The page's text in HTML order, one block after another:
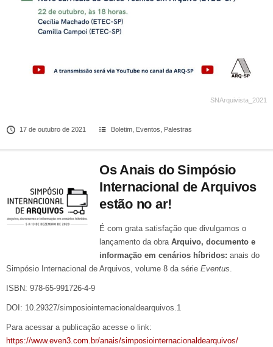
SNArquivista_2021
17 de outubro de 2021 Boletim, Eventos, Palestras
Os Anais do Simpósio
Internacional de Arquivos
estão no ar!
É com grata satisfação que divulgamos o
lançamento da obra Arquivo, documento e
informação em cenários híbridos: anais do
Simpósio Internacional de Arquivos, volume 8 da série Eventus
ISBN: 978-65-991726-4-9
DOI: 10.29327/simposiointernacionaldearquivos.1
Para acessar a publicação acesse o link:
https://www.even3.com.br/anais/simposiointernacionaldearquivos/